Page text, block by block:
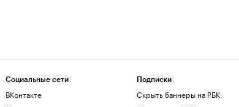
Социальные сети
ВКонтакте
Подписки
Скрыть баннеры на РБК